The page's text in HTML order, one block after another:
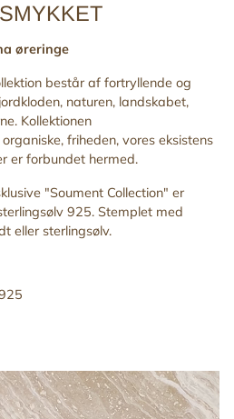
øreringe
består af fortryllende og
naturen, landskabet,
Kollektionen
friheden, vores eksistens
er forbundet hermed.
"Soument Collection" er
925. Stemplet med
eller sterlingsølv.